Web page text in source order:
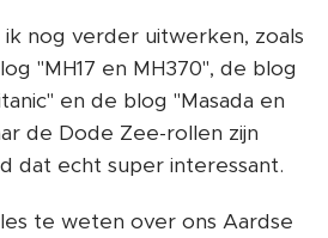
nog verder uitwerken, zoals
"MH17 en MH370", de blog
en de blog "Masada en
de Dode Zee-rollen zijn
dat echt super interessant.
te weten over ons Aardse